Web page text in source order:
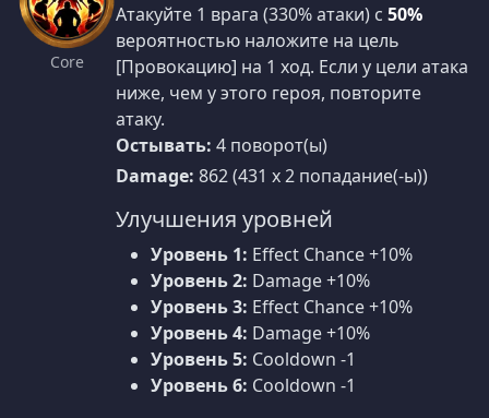
Core
Атакуйте 1 врага (330% атаки) с 50%
вероятностью наложите на цель
[Провокацию] на 1 ход. Если у цели атака
ниже, чем у этого героя, повторите
атаку.
Остывать: 4 поворот(ы)
Damage: 862 (431 x 2 попадание(-ы))
Улучшения уровней
Уровень 1: Effect Chance +10%
Уровень 2: Damage +10%
Уровень 3: Effect Chance +10%
Уровень 4: Damage +10%
Уровень 5: Cooldown -1
Уровень 6: Cooldown -1